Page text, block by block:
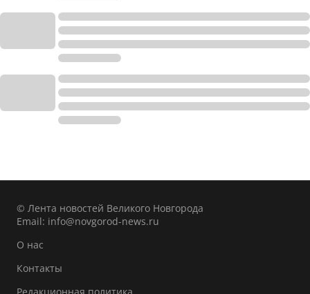
© Лента новостей Великого Новгорода
Email: info@novgorod-news.ru
О нас
Контакты